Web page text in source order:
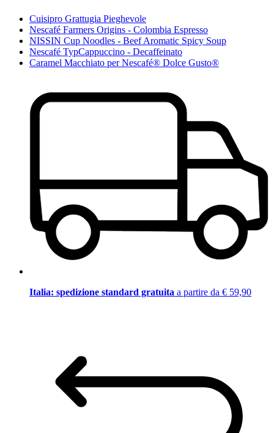
Cuisipro Grattugia Pieghevole
Nescafé Farmers Origins - Colombia Espresso
NISSIN Cup Noodles - Beef Aromatic Spicy Soup
Nescafé TypCappuccino - Decaffeinato
Caramel Macchiato per Nescafé® Dolce Gusto®
Italia: spedizione standard gratuita a partire da € 59,90